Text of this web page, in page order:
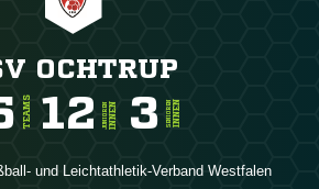
OCHTRUP
TEAMS 12 JUNIORENINNEN 3 SENIORENINNEN
und Leichtathletik-Verband Westfalen